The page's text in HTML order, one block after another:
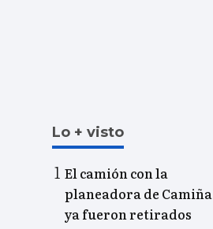
Lo + visto
El camión con la
planeadora de Camiña
ya fueron retirados